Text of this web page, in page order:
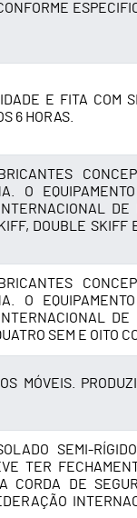
E FITA COM
6 HORAS.
O
DE
DOUBLE SKIFF
O
DE
SEM E OITO
MÓVEIS.
SEMI-
TER
CORDA DE